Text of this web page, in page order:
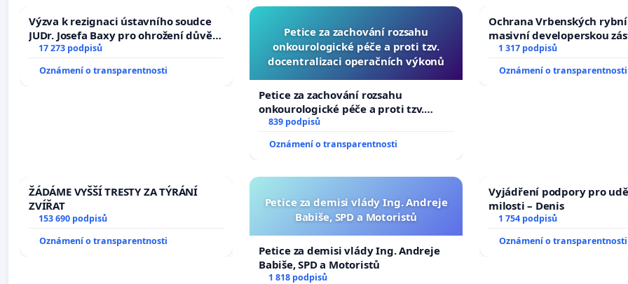
Výzva k rezignaci ústavního soudce
JUDr. Josefa Baxy pro ohrožení důvěry
ve spravedlivý proces
17 273 podpisů
Oznámení o transparentnosti
Petice za zachování rozsahu
onkourologické péče a proti tzv.
docentralizaci operačních výkonů
Petice za zachování rozsahu
onkourologické péče a proti tzv.
docentralizaci operačních výkonů
839 podpisů
Oznámení o transparentnosti
Ochrana Vrbenských
masivní developerskou
1 317 podpisů
Oznámení o transparentnosti
ŽÁDÁME VYŠŠÍ TRESTY ZA TÝRÁNÍ
ZVÍŘAT
153 690 podpisů
Oznámení o transparentnosti
Petice za demisi vlády Ing. Andreje
Babiše, SPD a Motoristů
Petice za demisi vlády Ing. Andreje
Babiše, SPD a Motoristů
1 818 podpisů
Vyjádření podpory pro
milosti – Denis
1 754 podpisů
Oznámení o transparentnosti